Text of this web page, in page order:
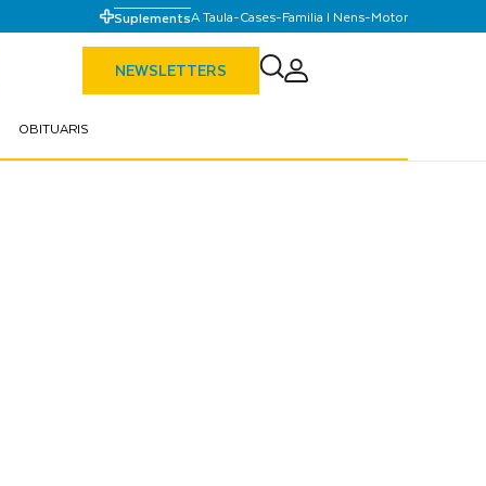
SuplementsA Taula-Cases-Familia I Nens-Motor
NEWSLETTERS
OBITUARIS